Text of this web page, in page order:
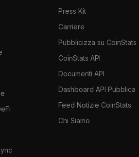
Press Kit
Carriere
Pubblicizza su CoinStats
CoinStats API
Documenti API
Dashboard API Pubblica
Feed Notizie CoinStats
Chi Siamo